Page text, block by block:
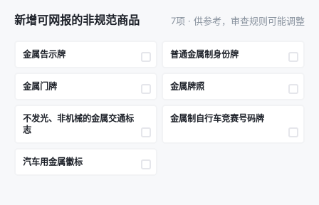
新增可网报的非规范商品 7项 · 供参考，审查规则可能调整
金属告示牌 普通金属制身份牌
金属门牌 金属牌照
不发光、非机械的金属交通标
志
金属制自行车竞赛号码牌
汽车用金属徽标